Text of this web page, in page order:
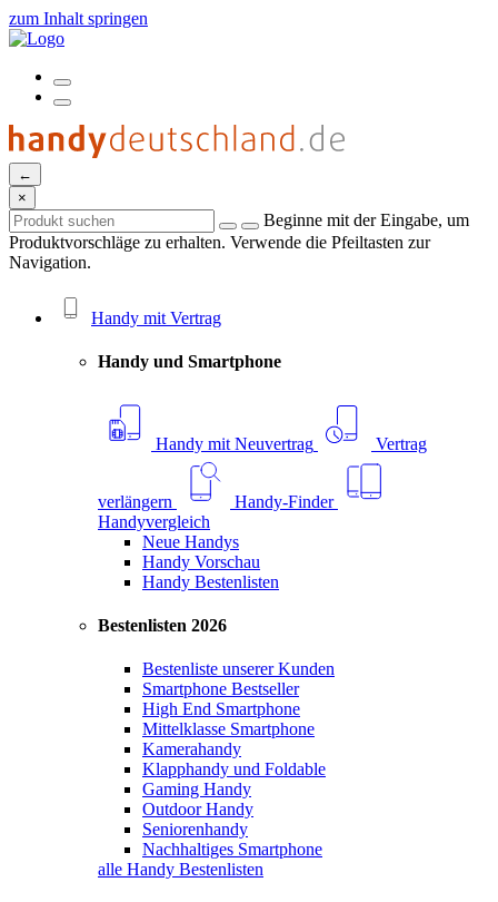
zum Inhalt springen
←
×
Beginne mit der Eingabe, um
Produktvorschläge zu erhalten. Verwende die Pfeiltasten zur
Navigation.
Handy mit Vertrag
Handy und Smartphone
Handy mit Neuvertrag Vertrag
verlängern
Handy-Finder
Handyvergleich
Neue Handys
Handy Vorschau
Handy Bestenlisten
Bestenlisten 2026
Bestenliste unserer Kunden
Smartphone Bestseller
High End Smartphone
Mittelklasse Smartphone
Kamerahandy
Klapphandy und Foldable
Gaming Handy
Outdoor Handy
Seniorenhandy
Nachhaltiges Smartphone
alle Handy Bestenlisten